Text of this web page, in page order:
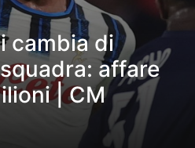
cambia di
affare
| CM